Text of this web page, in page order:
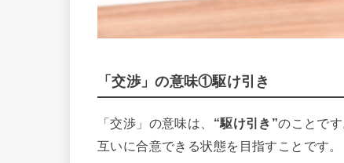
「交渉」の意味①駆け引き
「交渉」の意味は、 “駆け引き”のことで
互いに合意できる状態を目指すことです。